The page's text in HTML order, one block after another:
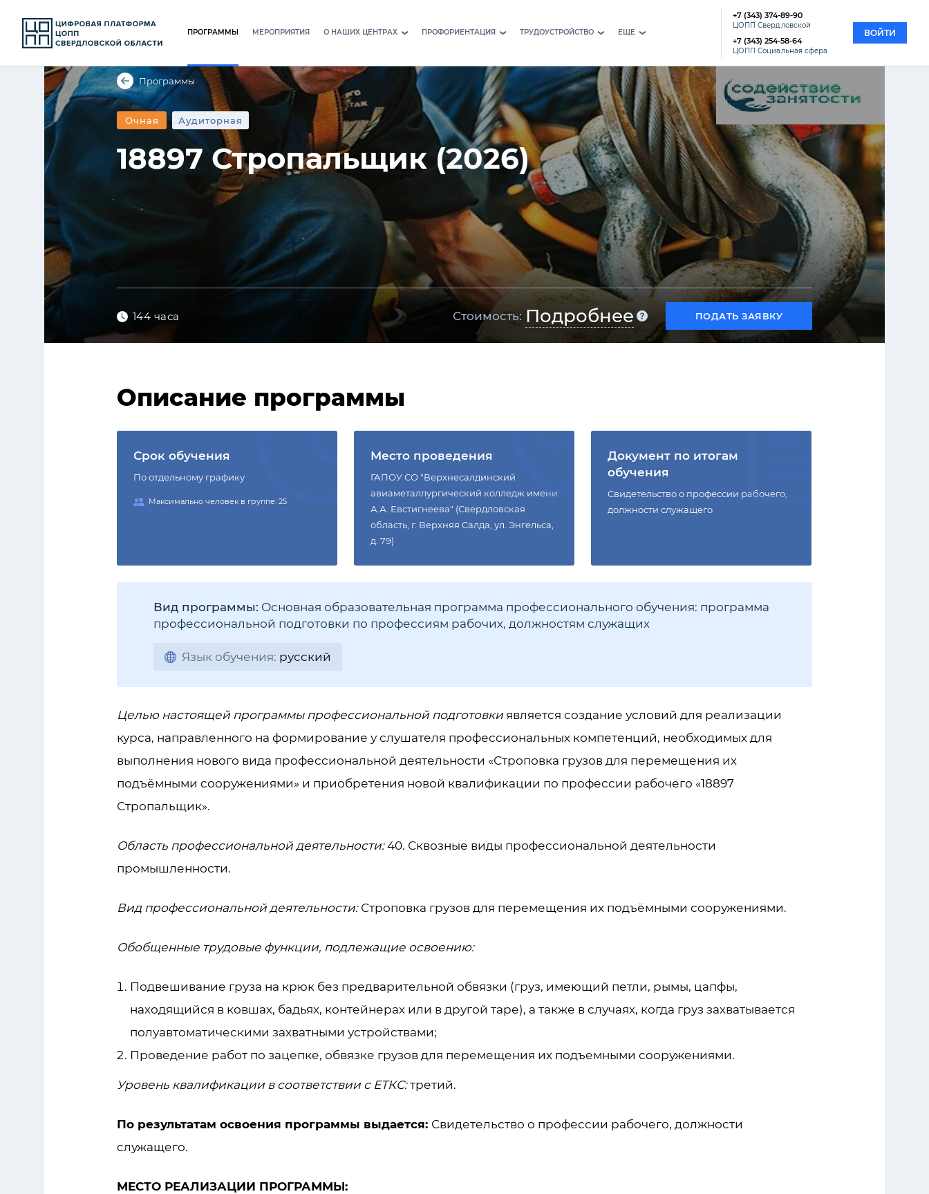
ПРОГРАММЫ МЕРОПРИЯТИЯ О НАШИХ ЦЕНТРАХ› ПРОФОРИЕНТАЦИЯ › ТРУДОУСТРОЙСТВО› EЩЕ›
+7 (343) 374-89-90
ЦОПП Свердловской
+7 (343) 254-58-64
ЦОПП Социальная сфера
ВОЙТИ
Программы
Очная Аудиторная
18897 Стропальщик (2026)
144 часа Стоимость: Подробнее ПОДАТЬ ЗАЯВКУ
Описание программы
Срок обучения
По отдельному графику
Максимально человек в группе: 25
Место проведения
ГАПОУ СО "Верхнесалдинский
авиаметаллургический колледж имени
А.А. Евстигнеева" (Свердловская
область, г. Верхняя Салда, ул. Энгельса,
д. 79)
Документ по итогам
обучения
Свидетельство о профессии рабочего,
должности служащего
Вид программы: Основная образовательная программа профессионального обучения: программа
профессиональной подготовки по профессиям рабочих, должностям служащих
Язык обучения: русский
Целью настоящей программы профессиональной подготовки является создание условий для реализации
курса, направленного на формирование у слушателя профессиональных компетенций, необходимых для
выполнения нового вида профессиональной деятельности «Строповка грузов для перемещения их
подъёмными сооружениями» и приобретения новой квалификации по профессии рабочего «18897
Стропальщик».
Область профессиональной деятельности:40. Сквозные виды профессиональной деятельности
промышленности.
Вид профессиональной деятельности: Строповка грузов для перемещения их подъёмными сооружениями.
Обобщенные трудовые функции, подлежащие освоению:
Подвешивание груза на крюк без предварительной обвязки (груз, имеющий петли, рымы, цапфы,
находящийся в ковшах, бадьях, контейнерах или в другой таре), а также в случаях, когда груз захватывается
полуавтоматическими захватными устройствами;
Проведение работ по зацепке, обвязке грузов для перемещения их подъемными сооружениями.
Уровень квалификации в соответствии с ЕТКС:третий.
По результатам освоения программы выдается: Свидетельство о профессии рабочего, должности
служащего.
МЕСТО РЕАЛИЗАЦИИ ПРОГРАММЫ: